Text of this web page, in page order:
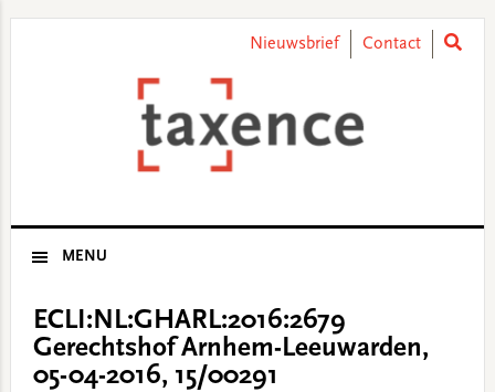
Nieuwsbrief Contact
MENU
ECLI:NL:GHARL:2016:2679
Gerechtshof Arnhem-Leeuwarden,
05-04-2016, 15/00291